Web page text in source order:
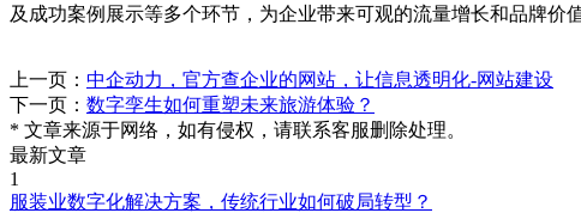
及成功案例展示等多个环节，为企业带来可观的流量增长和品牌价
上一页： 中企动力，官方查企业的网站，让信息透明化-网站建设
下一页： 数字孪生如何重塑未来旅游体验？
* 文章来源于网络，如有侵权，请联系客服删除处理。
最新文章
1
服装业数字化解决方案，传统行业如何破局转型？